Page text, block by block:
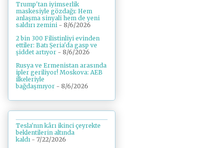
Trump'tan iyimserlik
maskesiyle gözdağı: Hem
anlaşma sinyali hem de yeni
saldırı zemini - 8/6/2026
2 bin 300 Filistinliyi evinden
ettiler: Batı Şeria'da gasp ve
şiddet artıyor - 8/6/2026
Rusya ve Ermenistan arasında
ipler geriliyor! Moskova: AEB
ilkeleriyle
bağdaşmıyor - 8/6/2026
Tesla'nın kârı ikinci çeyrekte
beklentilerin altında
kaldı - 7/22/2026